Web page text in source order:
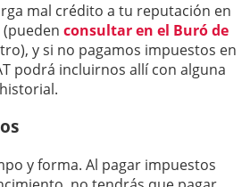
mal crédito a tu reputación en
consultar en el Buró de
y si no pagamos impuestos en
podrá incluirnos allí con alguna
y forma. Al pagar impuestos